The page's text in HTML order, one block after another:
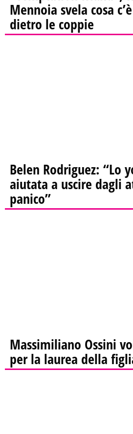
Mennoia svela cosa
dietro le coppie
Belen Rodriguez: “Lo
aiutata a uscire dagli
panico”
Massimiliano Ossini
per la laurea della